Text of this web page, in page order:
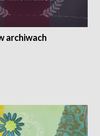
archiwach